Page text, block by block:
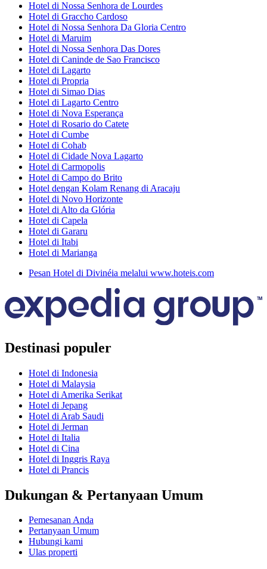
Hotel di Nossa Senhora de Lourdes
Hotel di Graccho Cardoso
Hotel di Nossa Senhora Da Gloria Centro
Hotel di Maruim
Hotel di Nossa Senhora Das Dores
Hotel di Caninde de Sao Francisco
Hotel di Lagarto
Hotel di Propria
Hotel di Simao Dias
Hotel di Lagarto Centro
Hotel di Nova Esperança
Hotel di Rosario do Catete
Hotel di Cumbe
Hotel di Cohab
Hotel di Cidade Nova Lagarto
Hotel di Carmopolis
Hotel di Campo do Brito
Hotel dengan Kolam Renang di Aracaju
Hotel di Novo Horizonte
Hotel di Alto da Glória
Hotel di Capela
Hotel di Gararu
Hotel di Itabi
Hotel di Marianga
Pesan Hotel di Divinéia melalui www.hoteis.com
Destinasi populer
Hotel di Indonesia
Hotel di Malaysia
Hotel di Amerika Serikat
Hotel di Jepang
Hotel di Arab Saudi
Hotel di Jerman
Hotel di Italia
Hotel di Cina
Hotel di Inggris Raya
Hotel di Prancis
Dukungan & Pertanyaan Umum
Pemesanan Anda
Pertanyaan Umum
Hubungi kami
Ulas properti